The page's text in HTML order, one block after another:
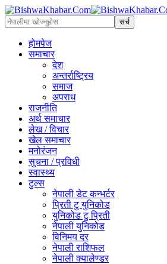
होमपेज
समाचार
देश
अन्तर्राष्ट्रिय
समाज
अपराध
राजनीति
अर्थ समाचार
लेख / विचार
खेल समाचार
मनोरंजन
सुचना / प्रविधी
स्वास्थ्य
टुल्स
नेपाली डेट कन्भर्टर
प्रिती टु युनिकोड
युनिकोड टु प्रिती
नेपाली युनिकोड
विनिमय दर
नेपाली राशिफल
नेपाली क्यालेण्डर